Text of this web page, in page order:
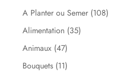
A Planter ou Semer (108)
Alimentation (35)
Animaux (47)
Bouquets (11)